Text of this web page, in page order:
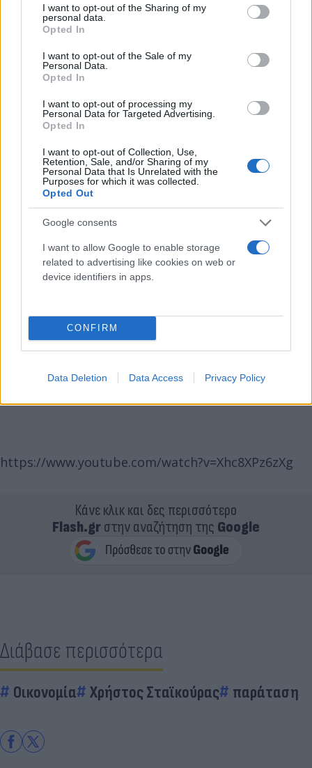
not limited to your visit or usage behaviour. You may click to
grant or deny consent to Google and its third-party tags to
use your data for below specified purposes in below Google
consent section.
I want to opt-out of the Sharing of my
personal data.
Opted In
I want to opt-out of the Sale of my
Personal Data.
Opted In
I want to opt-out of processing my
Personal Data for Targeted Advertising.
Opted In
I want to opt-out of Collection, Use,
Retention, Sale, and/or Sharing of my
Personal Data that Is Unrelated with the
Purposes for which it was collected.
Opted Out
Google consents
I want to allow Google to enable storage
related to advertising like cookies on web or
device identifiers in apps.
CONFIRM
Data Deletion Data Access Privacy Policy
https://www.youtube.com/watch?v=Xhc8XPz6zXg
Κάνε κλικ και δες περισσότερο
Flash.grστην αναζήτηση της Google
Διάβασε περισσότερα
Οικονομία Χρήστος Σταϊκούρας παράταση